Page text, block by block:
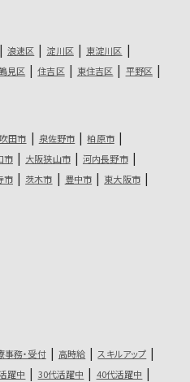
浪速区 淀川区
東淀川区
見区 住吉区 東住吉区
平野区
吹田市 泉佐野市
柏原市
市 大阪狭山市
河内長野市
市 茨木市 豊中市
東大阪市
事務・受付 高時給
スキルアップ
躍中 30代活躍中
40代活躍中